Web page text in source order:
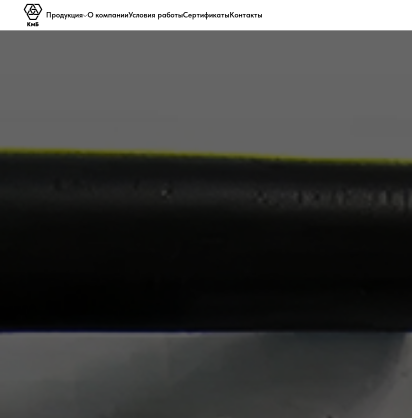
Продукция О компанииУсловия работыСертификатыКонтакты